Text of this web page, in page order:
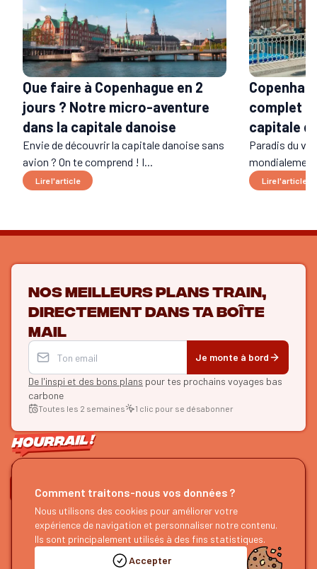
Que faire à Copenhague en 2
jours ? Notre micro-aventure
dans la capitale danoise
Envie de découvrir la capitale danoise sans
avion ? On te comprend ! I...
Lire l'article
complet
capitale
Paradis du
Lire l'article
Nos meilleurs plans train,
directement dans ta boîte
mail
Je monte à bord
De l'inspi et des bons plans pour tes prochains voyages bas
carbone
Toutes les 2 semaines 1 clic pour se désabonner
ON SE SUIT ?
HOURRAIL !
À propos
Devenir partenaire
EXPLORER
Recherche d'itinéraires
Nos guides
Notre blog
Accepter
Comment traitons-nous vos données ?
Nous utilisons des cookies pour améliorer votre
expérience de navigation et personnaliser notre contenu.
Ils sont principalement utilisés à des fins statistiques.